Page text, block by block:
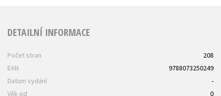
DETAILNÍ INFORMACE
Počet stran
208
EAN
9788073250249
Datum vydání
-
Věk od
0